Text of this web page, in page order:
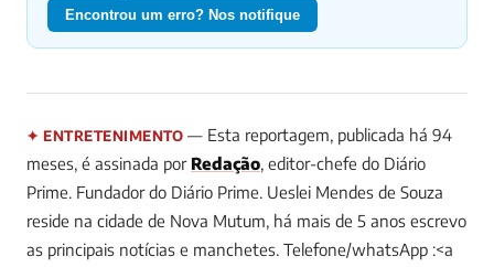
Encontrou um erro? Nos notifique
✦ ENTRETENIMENTO — Esta reportagem, publicada há 94
meses, é assinada por Redação, editor-chefe do Diário
Prime. Fundador do Diário Prime. Ueslei Mendes de Souza
reside na cidade de Nova Mutum, há mais de 5 anos escrevo
as principais notícias e manchetes. Telefone/whatsApp :<a